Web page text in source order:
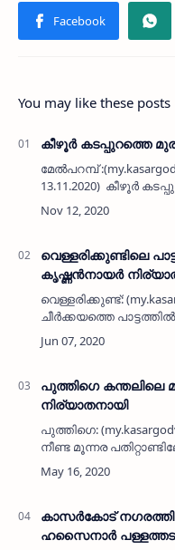
You may like these posts
കീഴൂര്‍ കടപ്പുറത്തെ
മേല്‍പറമ്പ്
13.11.2020) കീഴൂര്‍
നിര്യതനായി.
ദമ്പതികളുടെ മകനാണ്.
വെള്ളരിക്കുണ്ടിലെ
കൃഷ്ണന്‍നായര്‍
വെള്ളരിക്കുണ്ട്:
ചീര്‍ക്കയത്തെ
(70) നിര്യാതനായി.
കോവില്‍ സ്ഥാ…
പുത്തിഗെ കന്തലിലെ
നിര്യാതനായി
പുത്തിഗെ:
നീണ്ട മൂന്നര
മസ്ജിദ് ഖബര്‍സ്ഥാനില്‍
വെട്ടിക്കൊടുത്തിരുന്ന
കാസര്‍കോട്
ഹസൈനാര്‍